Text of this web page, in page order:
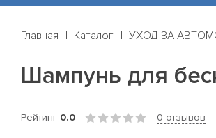
Главная Каталог УХОД ЗА
Шампунь для
Рейтинг 0.0 0 отзывов